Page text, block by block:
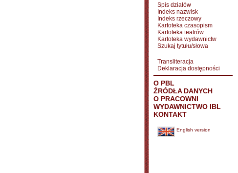
Spis działów
Indeks nazwisk
Indeks rzeczowy
Kartoteka czasopism
Kartoteka teatrów
Kartoteka wydawnictw
Szukaj tytułu/słowa
Transliteracja
Deklaracja dostępności
O PBL
ŹRÓDŁA DANYCH
O PRACOWNI
WYDAWNICTWO IBL
KONTAKT
English version